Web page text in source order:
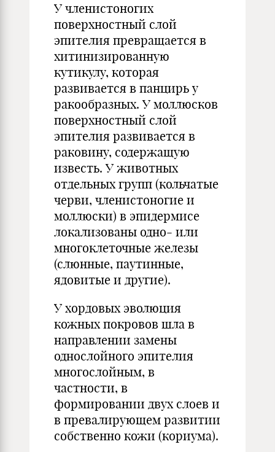
У членистоногих
поверхностный слой
эпителия превращается в
хитинизированную
кутикулу, которая
развивается в панцирь у
ракообразных. У моллюсков
поверхностный слой
эпителия развивается в
раковину, содержащую
известь. У животных
отдельных групп (кольчатые
черви, членистоногие и
моллюски) в эпидермисе
локализованы одно- или
многоклеточные железы
(слюнные, паутинные,
ядовитые и другие).
У хордовых эволюция
кожных покровов шла в
направлении замены
однослойного эпителия
многослойным, в
частности, в
формировании двух слоев и
в превалирующем развитии
собственно кожи (кориума).